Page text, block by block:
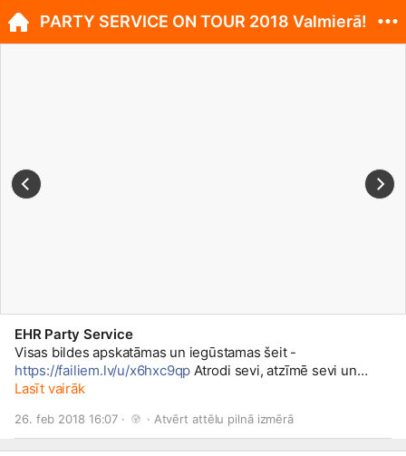
EHR Party Service
Visas bildes apskatāmas un iegūstamas šeit -
https://failiem.lv/u/x6hxc9qp
padalies ar bildi tālāk!
http://twitter.com/psontourhttp://skaties.lv/izklaide
Lasīt vairāk
26. feb 2018 16:07 · · Atvērt attēlu pilnā izmērā
PARTY SERVICE ON TOUR 2018 Valmierā!